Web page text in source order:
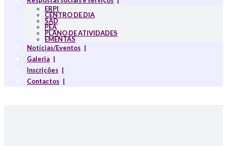
ERPI
CENTRO DE DIA
SAD
PEA
PLANO DE ATIVIDADES
EMENTAS
Notícias/Eventos
Galeria
Inscrições
Contactos